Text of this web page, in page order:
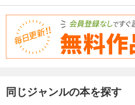
同じジャンルの本を探す